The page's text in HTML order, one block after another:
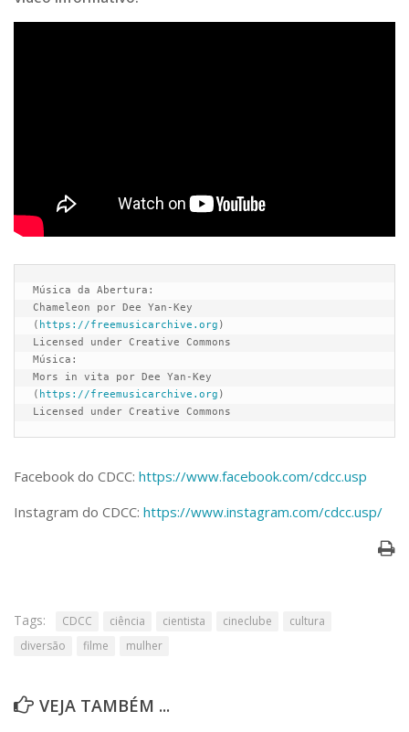
Música da Abertura:
Chameleon por Dee Yan-Key
( https://freemusicarchive.org )
Licensed under Creative Commons
Música:
Mors in vita por Dee Yan-Key
( https://freemusicarchive.org )
Licensed under Creative Commons
Facebook do CDCC: https://www.facebook.com/cdcc.usp
Instagram do CDCC: https://www.instagram.com/cdcc.usp/
Tags: CDCC ciência cientista cineclube
cultura
diversão
filme mulher
VEJA TAMBÉM ...